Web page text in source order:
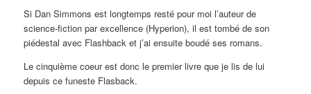
Si Dan Simmons est longtemps resté pour moi l’auteur de
science-fiction par excellence (Hyperion), il est tombé de son
piédestal avec Flashback et j’ai ensuite boudé ses romans.
Le cinquième coeur est donc le premier livre que je lis de lui
depuis ce funeste Flasback.